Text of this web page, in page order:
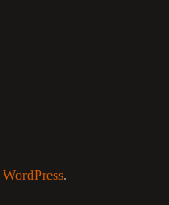
WordPress.